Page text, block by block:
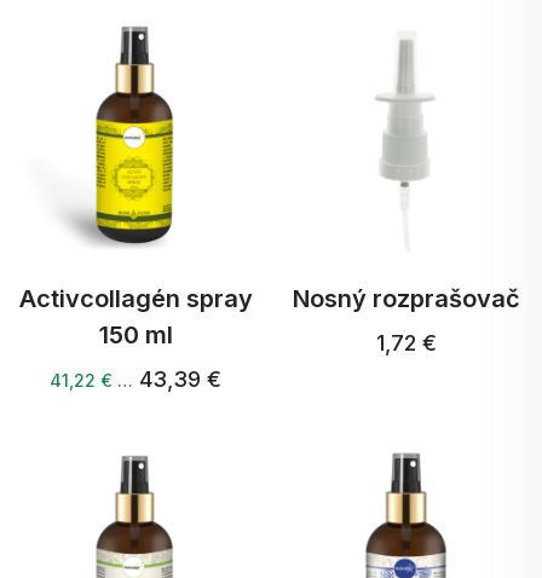
Activcollagén spray
150 ml
41,22 € … 43,39 €
Nosný rozprašovač
1,72 €